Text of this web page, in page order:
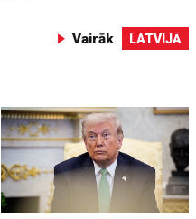
Vairāk LATVIJĀ